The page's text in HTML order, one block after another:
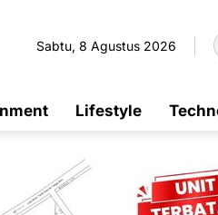
Sabtu, 8 Agustus 2026
Lifestyle